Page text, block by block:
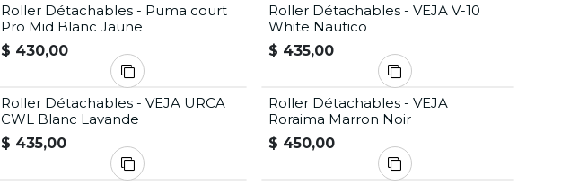
Roller Détachables - Puma court
Pro Mid Blanc Jaune
$ 430,00
Roller Détachables - VEJA V-10
White Nautico
$ 435,00
Roller Détachables - VEJA URCA
CWL Blanc Lavande
$ 435,00
Roller Détachables - VEJA
Roraima Marron Noir
$ 450,00